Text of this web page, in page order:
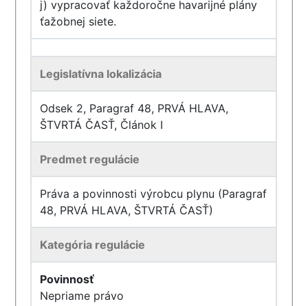
j) vypracovať každoročne havarijné plány
ťažobnej siete.
Legislatívna lokalizácia
Odsek 2, Paragraf 48, PRVÁ HLAVA,
ŠTVRTÁ ČASŤ, Článok I
Predmet regulácie
Práva a povinnosti výrobcu plynu (Paragraf
48, PRVÁ HLAVA, ŠTVRTÁ ČASŤ)
Kategória regulácie
Povinnosť
Nepriame právo